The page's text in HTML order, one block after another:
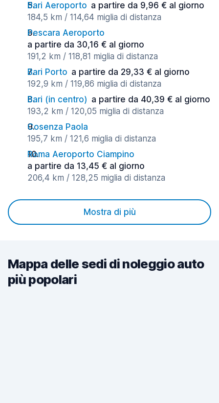
Bari Aeroporto a partire da 9,96 € al giorno
184,5 km / 114,64 miglia di distanza
Pescara Aeroporto
a partire da 30,16 € al giorno
191,2 km / 118,81 miglia di distanza
Bari Porto a partire da 29,33 € al giorno
192,9 km / 119,86 miglia di distanza
Bari (in centro) a partire da 40,39 € al giorno
193,2 km / 120,05 miglia di distanza
Cosenza Paola
195,7 km / 121,6 miglia di distanza
Roma Aeroporto Ciampino
a partire da 13,45 € al giorno
206,4 km / 128,25 miglia di distanza
Mostra di più
Mappa delle sedi di noleggio auto
più popolari